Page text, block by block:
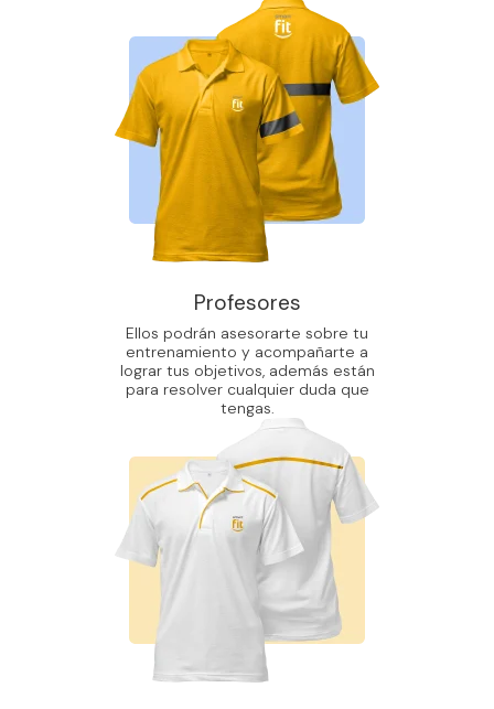
Profesores
Ellos podrán asesorarte sobre tu
entrenamiento y acompañarte a
lograr tus objetivos, además están
para resolver cualquier duda que
tengas.